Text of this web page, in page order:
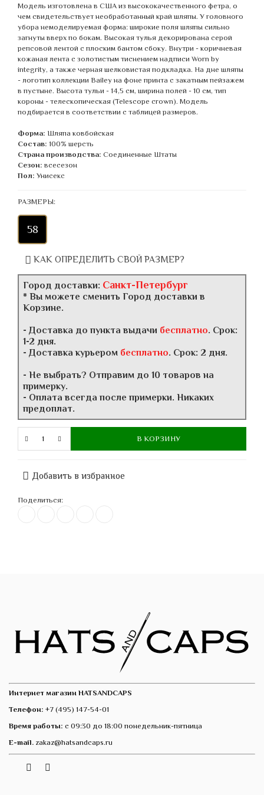
Модель изготовлена в США из высококачественного фетра, о
чем свидетельствует необработанный край шляпы. У головного
убора немоделируемая форма: широкие поля шляпы сильно
загнуты вверх по бокам. Высокая тулья декорирована серой
репсовой лентой с плоским бантом сбоку. Внутри - коричневая
кожаная лента с золотистым тиснением надписи Worn by
integrity, а также черная шелковистая подкладка. На дне шляпы
- логотип коллекции Bailey на фоне принта с закатным пейзажем
в пустыне. Высота тульи - 14,5 см, ширина полей - 10 см, тип
короны - телескопическая (Telescope crown). Модель
подбирается в соответствии с таблицей размеров.
Форма: Шляпа ковбойская
Состав: 100% шерсть
Страна производства: Соединенные Штаты
Сезон: всесезон
Пол: Унисекс
РАЗМЕРЫ:
58
КАК ОПРЕДЕЛИТЬ СВОЙ РАЗМЕР?
Город доставки: Санкт-Петербург
* Вы можете сменить Город доставки в
Корзине.
- Доставка до пункта выдачи бесплатно. Срок:
1-2 дня.
- Доставка курьером бесплатно. Срок: 2 дня.
- Не выбрать? Отправим до 10 товаров на
примерку.
- Оплата всегда после примерки. Никаких
предоплат.
В КОРЗИНУ
Добавить в избранное
Поделиться:
Интернет магазин HATSANDCAPS
Телефон: +7 (495) 147-54-01
Время работы: с 09:30 до 18:00 понедельник-пятница
E-mail. zakaz@hatsandcaps.ru
Telegram